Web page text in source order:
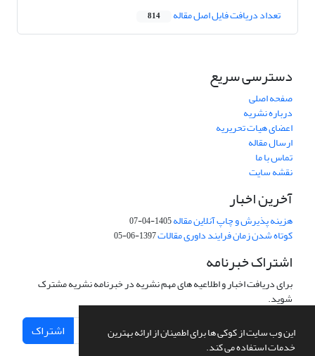
این وب سایت از کوکی ها برای اطمینان از ارائه بهترین
خدمات استفاده می کند.
تعداد دریافت فایل اصل مقاله 814
دسترسی سریع
صفحه اصلی
درباره نشریه
اعضای هیات تحریریه
ارسال مقاله
تماس با ما
نقشه سایت
آخرین اخبار
هزینه پذیرش و چاپ آنلاین مقاله1405-04-07
کوتاه شدن زمان فرایند داوری مقالات1397-06-05
اشتراک خبرنامه
برای دریافت اخبار و اطلاعیه های مهم نشریه در خبرنامه نشریه مشترک
شوید.
اشتراک